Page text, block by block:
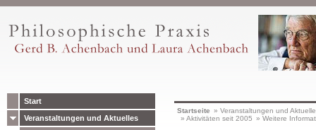
Start
Veranstaltungen und Aktuelles
Startseite » Veranstaltungen und
» Aktivitäten seit 2005 » Weitere